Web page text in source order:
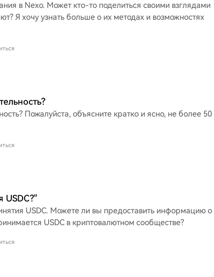
в Nexo. Может кто-то поделиться своими взглядами
Я хочу узнать больше о их методах и возможностях
Пожалуйста, объясните кратко и ясно, не более 50
USDC?"
USDC. Можете ли вы предоставить информацию о
USDC в криптовалютном сообществе?